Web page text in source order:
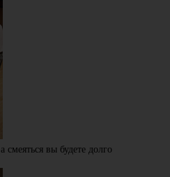
смеяться вы будете долго